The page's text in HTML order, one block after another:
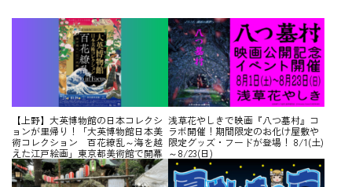
【上野】大英博物館の日本コレクシ
ョンが里帰り！「大英博物館日本美
術コレクション 百花繚乱～海を越
えた江戸絵画」東京都美術館で開幕
浅草花やしきで映画『八つ墓村』コ
ラボ開催！期間限定のお化け屋敷や
限定グッズ・フードが登場！ 8/1(土)
～8/23(日)